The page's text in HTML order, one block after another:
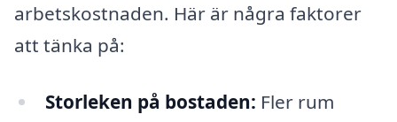
arbetskostnaden. Här är några faktorer
att tänka på:
Storleken på bostaden: Fler rum